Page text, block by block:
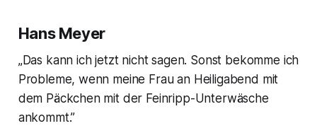
Hans Meyer
„Das kann ich jetzt nicht sagen. Sonst bekomme ich
Probleme, wenn meine Frau an Heiligabend mit
dem Päckchen mit der Feinripp-Unterwäsche
ankommt.”